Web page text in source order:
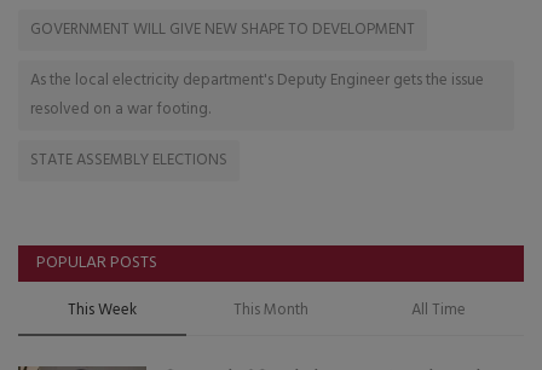
GOVERNMENT WILL GIVE NEW SHAPE TO DEVELOPMENT
As the local electricity department's Deputy Engineer gets the issue
resolved on a war footing.
STATE ASSEMBLY ELECTIONS
POPULAR POSTS
This Week This Month All Time